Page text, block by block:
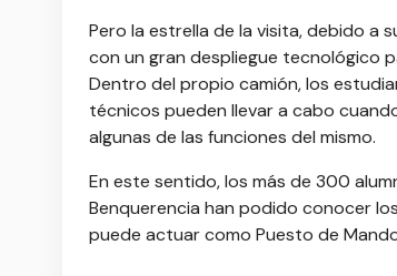
Pero la estrella de la visita, debido a
con un gran despliegue tecnológico
Dentro del propio camión, los
técnicos pueden llevar a cabo
algunas de las funciones del mismo.
En este sentido, los más de 300
Benquerencia han podido conocer
puede actuar como Puesto de